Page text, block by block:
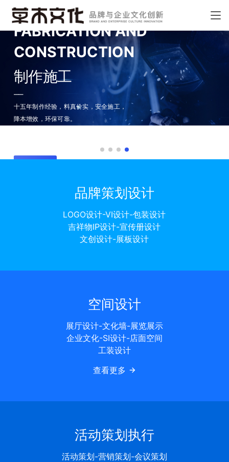
FABRICATION AND
CONSTRUCTION
制作施工
——
十五年制作经验，料真价实， 安全施工，
降本增效，环保可靠。
品牌策划设计
LOGO设计-VI设计-包装设计
吉祥物IP设计-宣传册设计
文创设计-展板设计
空间设计
展厅设计-文化墙-展览展示
企业文化-SI设计-店面空间
工装设计
查看更多
活动策划执行
活动策划-营销策划-会议策划